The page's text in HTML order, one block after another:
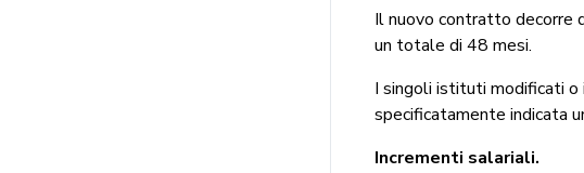
Il nuovo contratto decorre
un totale di 48 mesi.
I singoli istituti modificati
specificatamente indicata
Incrementi salariali.